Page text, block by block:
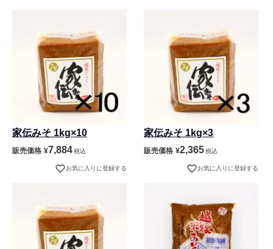
家伝みそ 1kg×10
販売価格 ¥7,884税込
お気に入りに登録する
家伝みそ 1kg×3
販売価格 ¥2,365 税込
お気に入りに登録する